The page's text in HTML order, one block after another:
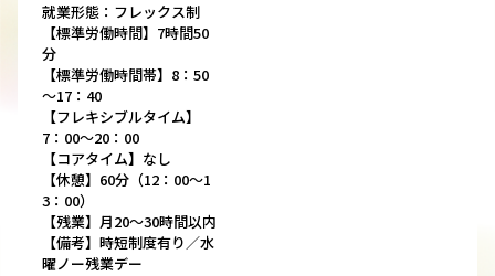
就業形態：フレックス制
【標準労働時間】7時間50
分
【標準労働時間帯】8：50
～17：40
【フレキシブルタイム】
7：00～20：00
【コアタイム】なし
【休憩】60分（12：00～1
3：00）
【残業】月20～30時間以内
【備考】時短制度有り／水
曜ノー残業デー